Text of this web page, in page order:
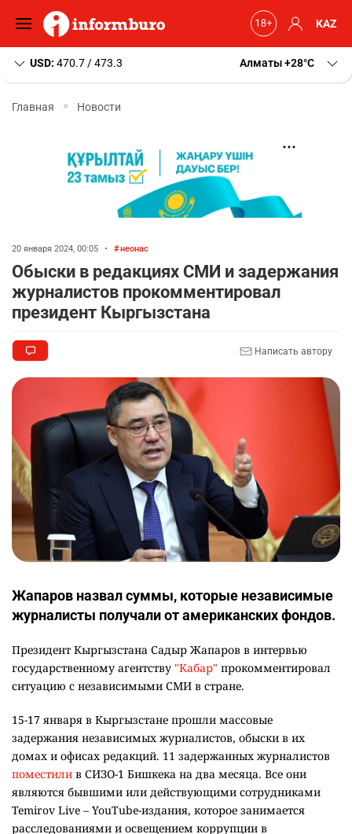
KAZ
USD: 470.7 / 473.3 Алматы+28 C
Главная Новости
20 января 2024, 00:05 • неонас
Обыски в редакциях СМИ и задержания
журналистов прокомментировал
президент Кыргызстана
Написать автору
Жапаров назвал суммы, которые независимые
журналисты получали от американских фондов.
Президент Кыргызстана Садыр Жапаров в интервью
государственному агентству "Кабар" прокомментировал
ситуацию с независимыми СМИ в стране.
15-17 января в Кыргызстане прошли массовые
задержания независимых журналистов, обыски в их
домах и офисах редакций. 11 задержанных журналистов
поместили в СИЗО-1 Бишкека на два месяца. Все они
являются бывшими или действующими сотрудниками
Temirov Live – YouTube-издания, которое занимается
расследованиями и освещением коррупции в